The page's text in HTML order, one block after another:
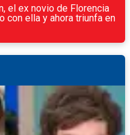
el ex novio de Florencia
con ella y ahora triunfa en